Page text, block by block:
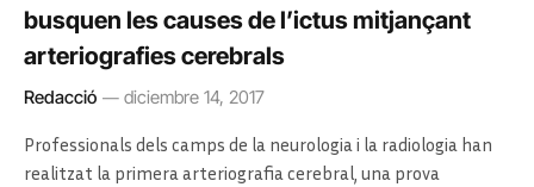
busquen les causes de l’ictus mitjançant
arteriografies cerebrals
Redacció diciembre 14, 2017
Professionals dels camps de la neurologia i la radiologia han
realitzat la primera arteriografia cerebral, una prova